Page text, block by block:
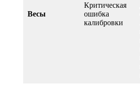
Весы
Критическая
ошибка
калибровки